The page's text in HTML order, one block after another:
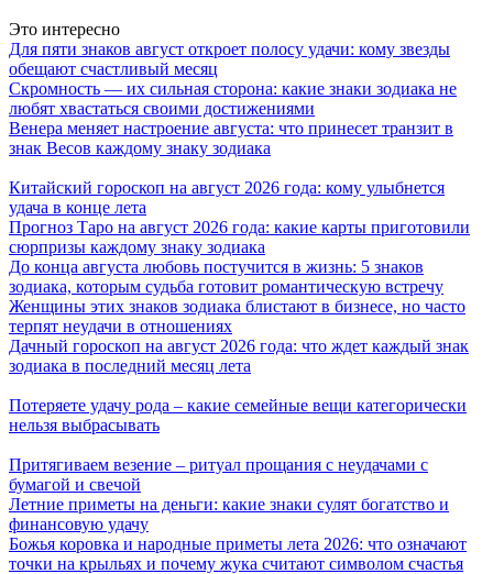
Это интересно
Для пяти знаков август откроет полосу удачи: кому звезды
обещают счастливый месяц
Скромность — их сильная сторона: какие знаки зодиака не
любят хвастаться своими достижениями
Венера меняет настроение августа: что принесет транзит в
знак Весов каждому знаку зодиака
Китайский гороскоп на август 2026 года: кому улыбнется
удача в конце лета
Прогноз Таро на август 2026 года: какие карты приготовили
сюрпризы каждому знаку зодиака
До конца августа любовь постучится в жизнь: 5 знаков
зодиака, которым судьба готовит романтическую встречу
Женщины этих знаков зодиака блистают в бизнесе, но часто
терпят неудачи в отношениях
Дачный гороскоп на август 2026 года: что ждет каждый знак
зодиака в последний месяц лета
Потеряете удачу рода – какие семейные вещи категорически
нельзя выбрасывать
Притягиваем везение – ритуал прощания с неудачами с
бумагой и свечой
Летние приметы на деньги: какие знаки сулят богатство и
финансовую удачу
Божья коровка и народные приметы лета 2026: что означают
точки на крыльях и почему жука считают символом счастья